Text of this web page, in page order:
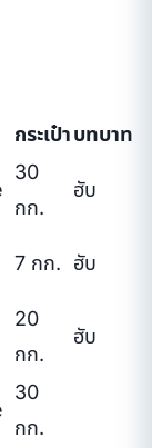
กระเป๋าบทบาท
30
กก.
ฮับ
7 กก. ฮับ
20
กก.
ฮับ
30
กก.